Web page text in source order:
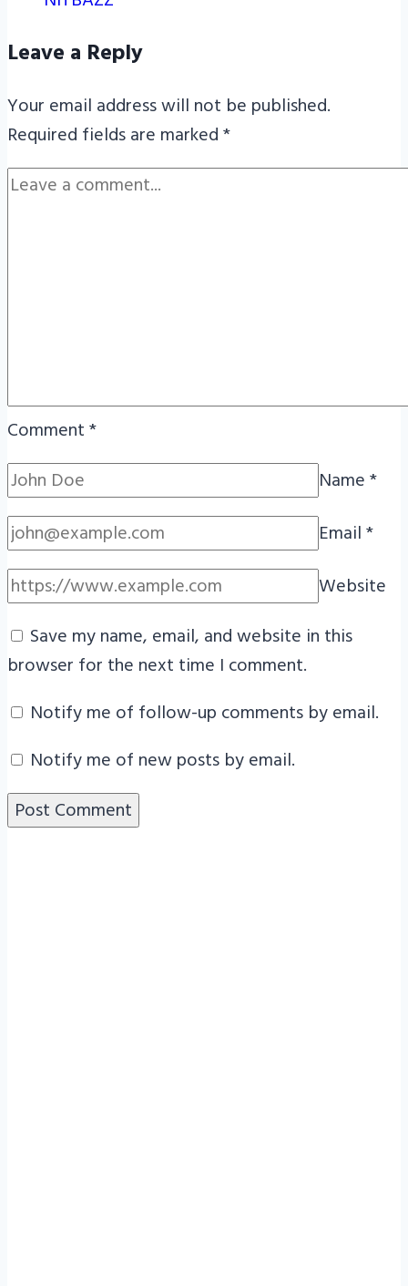
Leave a Reply
Your email address will not be published.
Required fields are marked*
Comment*
Name*
Email*
Website
Save my name, email, and website in this
browser for the next time I comment.
Notify me of follow-up comments by email.
Notify me of new posts by email.